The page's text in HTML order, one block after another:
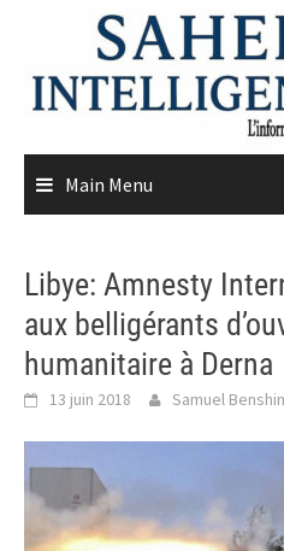
content
Main Menu
Libye: Amnesty
aux belligérants
humanitaire à Derna
13 juin 2018 Samuel